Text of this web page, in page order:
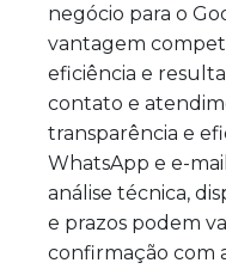
negócio para o
vantagem
eficiência e
contato e
transparência e
WhatsApp e e-
análise técnica,
e prazos podem
confirmação com